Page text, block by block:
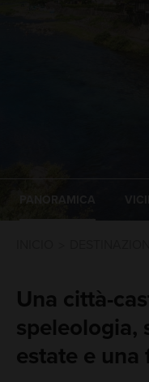
PANORAMICA
Una città-
speleologia,
estate e